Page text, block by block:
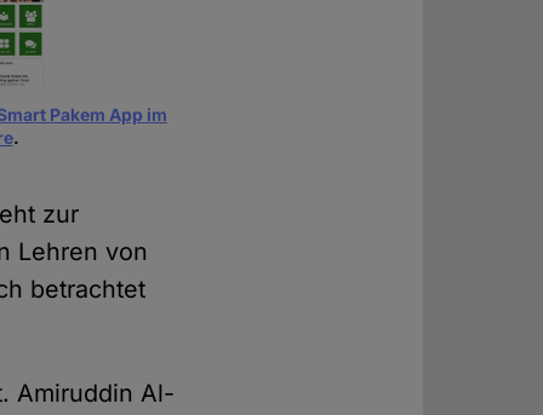
Pakem App im
.
zur
Lehren von
betrachtet
Amiruddin Al-